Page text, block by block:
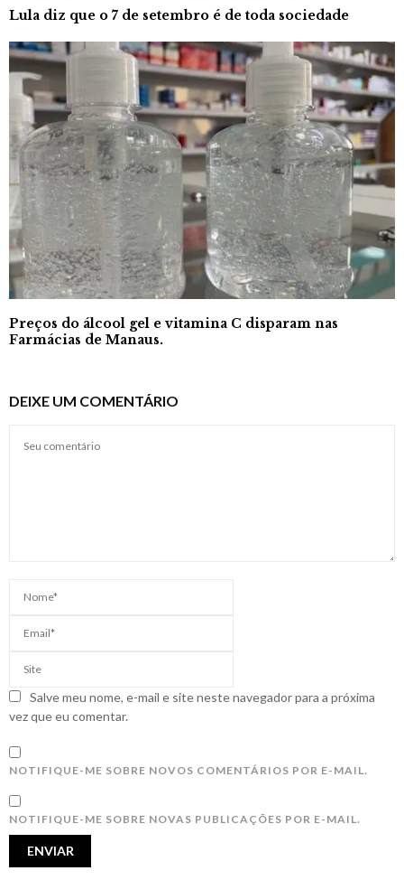
Lula diz que o 7 de setembro é de toda sociedade
Preços do álcool gel e vitamina C disparam nas
Farmácias de Manaus.
DEIXE UM COMENTÁRIO
Salve meu nome, e-mail e site neste navegador para a próxima
vez que eu comentar.
NOTIFIQUE-ME SOBRE NOVOS COMENTÁRIOS POR E-MAIL.
NOTIFIQUE-ME SOBRE NOVAS PUBLICAÇÕES POR E-MAIL.